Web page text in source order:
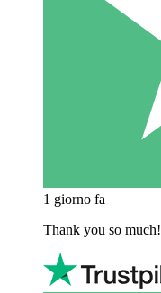
1 giorno fa
Thank you so much!